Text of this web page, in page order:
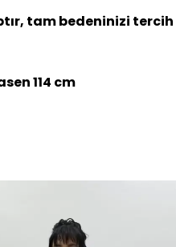
tam bedeninizi tercih
114 cm